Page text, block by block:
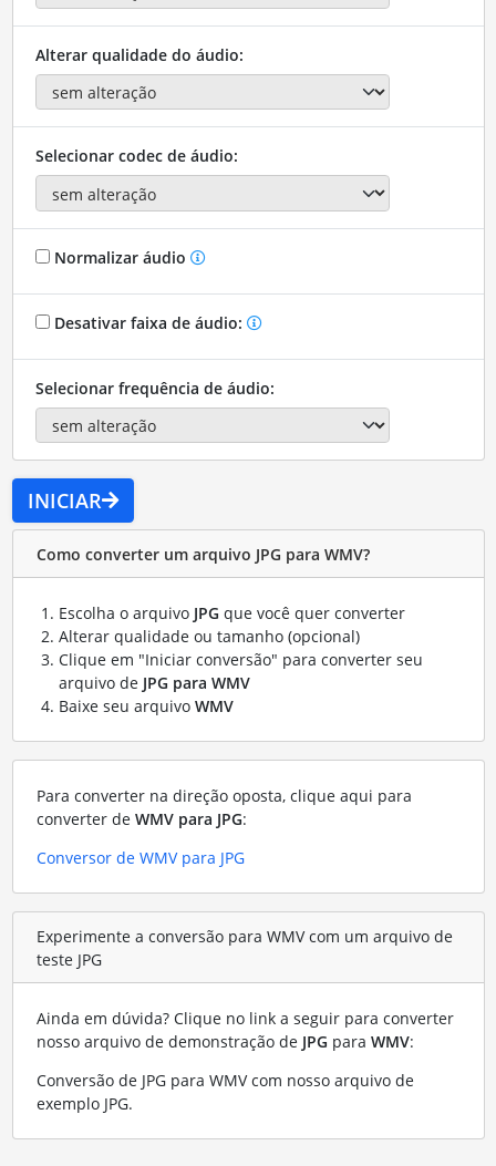
Alterar qualidade do áudio:
Selecionar codec de áudio:
Normalizar áudio
Desativar faixa de áudio:
Selecionar frequência de áudio:
INICIAR
Como converter um arquivo JPG para WMV?
Escolha o arquivo JPG que você quer converter
Alterar qualidade ou tamanho (opcional)
Clique em "Iniciar conversão" para converter seu
arquivo de JPG para WMV
Baixe seu arquivo WMV
Para converter na direção oposta, clique aqui para
converter de WMV para JPG:
Conversor de WMV para JPG
Experimente a conversão para WMV com um arquivo de
teste JPG
Ainda em dúvida? Clique no link a seguir para converter
nosso arquivo de demonstração de JPG para WMV:
Conversão de JPG para WMV com nosso arquivo de
exemplo JPG.